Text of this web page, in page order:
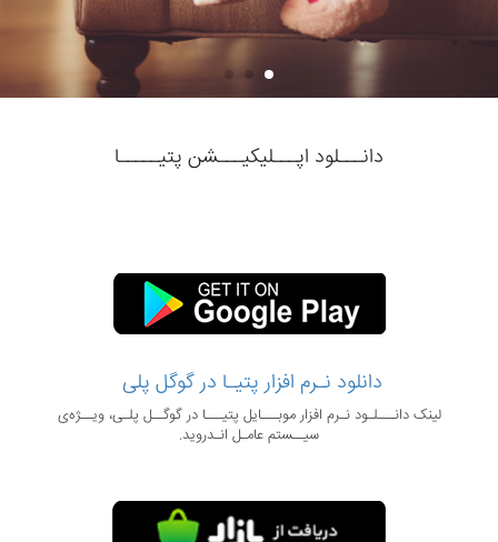
دانـــلود اپـــلیکیـــشن پتیـــــا
دانلود نـرم‌ افزار پتیـا در گوگل پلی
لینک دانـــلـود نـرم‌ افزار موبـــایل پتیـــا در گوگــل پلـی، ویــژه‌ی
سیــستم عامـل انـدروید.